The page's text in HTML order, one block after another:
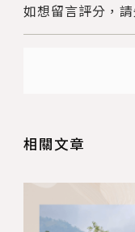
如想留言評分，
相關文章